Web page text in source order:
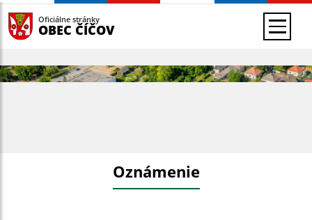
Oficiálne stránky
OBEC ČÍČOV
Oznámenie